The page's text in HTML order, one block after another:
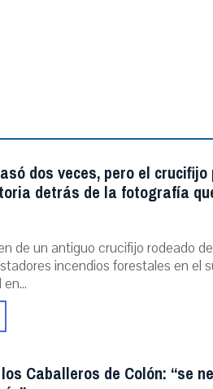
dos veces, pero el
detrás de la fotografía
de un antiguo crucifijo rodeado
incendios forestales en el
Caballeros de Colón: “se